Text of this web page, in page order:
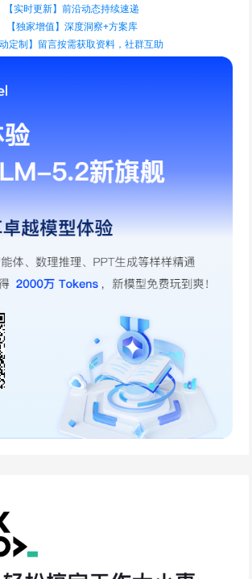
【实时更新】前沿动态持续速递
【独家增值】深度洞察+方案库
动定制】留言按需获取资料，社群互助